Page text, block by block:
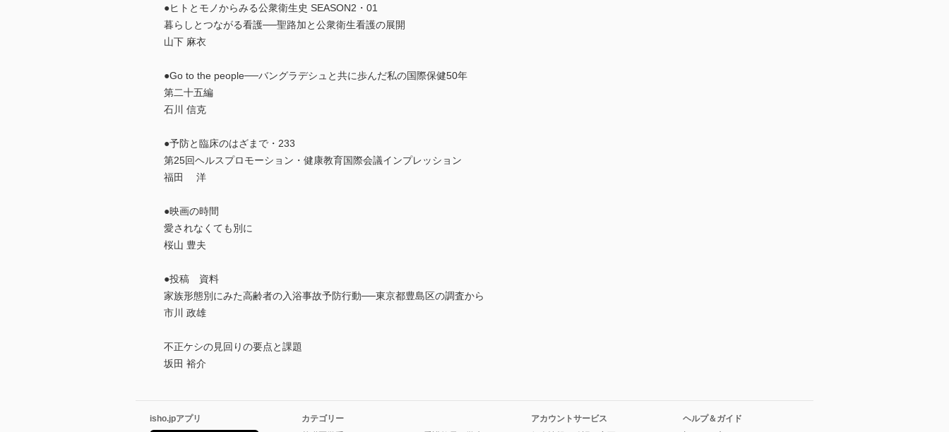
●ヒトとモノからみる公衆衛生史 SEASON2・01
暮らしとつながる看護──聖路加と公衆衛生看護の展開
山下 麻衣
●Go to the people──バングラデシュと共に歩んだ私の国際保健50年
第二十五編
石川 信克
●予防と臨床のはざまで・233
第25回ヘルスプロモーション・健康教育国際会議インプレッション
福田 洋
●映画の時間
愛されなくても別に
桜山 豊夫
●投稿 資料
家族形態別にみた高齢者の入浴事故予防行動──東京都豊島区の調査から
市川 政雄
不正ケシの見回りの要点と課題
坂田 裕介
isho.jpアプリ
カテゴリー
アカウントサービス
ヘルプ＆ガイド